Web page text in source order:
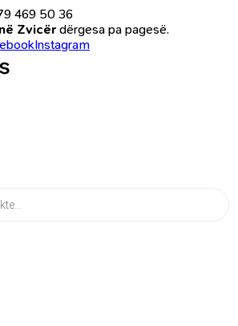
469 50 36
Zvicër dërgesa pa pagesë.
Instagram